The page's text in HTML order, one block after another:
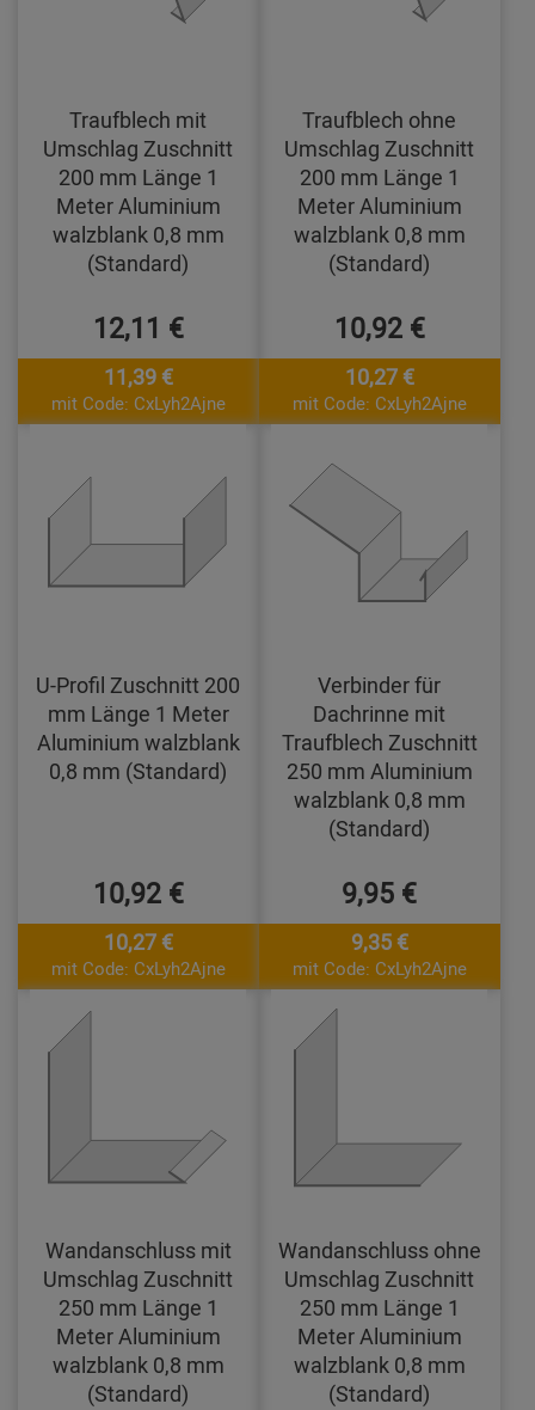
Traufblech mit
Umschlag Zuschnitt
200 mm Länge 1
Meter Aluminium
walzblank 0,8 mm
(Standard)
12,11 €
11,39 €
mit Code: CxLyh2Ajne
Traufblech ohne
Umschlag Zuschnitt
200 mm Länge 1
Meter Aluminium
walzblank 0,8 mm
(Standard)
10,92 €
10,27 €
mit Code: CxLyh2Ajne
U-Profil Zuschnitt 200
mm Länge 1 Meter
Aluminium walzblank
0,8 mm (Standard)
10,92 €
10,27 €
mit Code: CxLyh2Ajne
Verbinder für
Dachrinne mit
Traufblech Zuschnitt
250 mm Aluminium
walzblank 0,8 mm
(Standard)
9,95 €
9,35 €
mit Code: CxLyh2Ajne
Wandanschluss mit
Umschlag Zuschnitt
250 mm Länge 1
Meter Aluminium
walzblank 0,8 mm
(Standard)
Wandanschluss ohne
Umschlag Zuschnitt
250 mm Länge 1
Meter Aluminium
walzblank 0,8 mm
(Standard)